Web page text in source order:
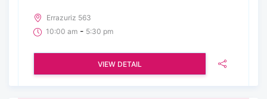
Errazuriz 563
10:00 am - 5:30 pm
VIEW DETAIL